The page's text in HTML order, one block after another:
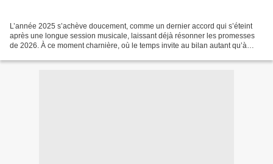
L’année 2025 s’achève doucement, comme un dernier accord qui s’éteint
après une longue session musicale, laissant déjà résonner les promesses
de 2026. À ce moment charnière, où le temps invite au bilan autant qu’à